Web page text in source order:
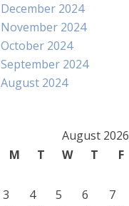
December 2024
November 2024
October 2024
September 2024
August 2024
August 2026
M
T W T F
3
4 5 6 7